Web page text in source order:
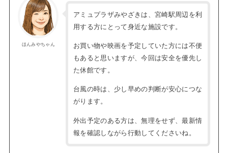
ほんみやちゃん
アミュプラザみやざきは、宮崎駅周辺を利
用する方にとって身近な施設です。
お買い物や映画を予定していた方には不便
もあると思いますが、今回は安全を優先し
た休館です。
台風の時は、少し早めの判断が安心につな
がります。
外出予定のある方は、無理をせず、最新情
報を確認しながら行動してくださいね。